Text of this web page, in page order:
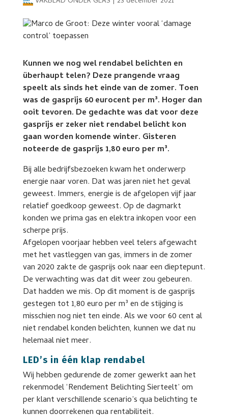
Kunnen we nog wel rendabel belichten en
überhaupt telen? Deze prangende vraag
speelt als sinds het einde van de zomer. Toen
was de gasprijs 60 eurocent per m³. Hoger dan
ooit tevoren. De gedachte was dat voor deze
gasprijs er zeker niet rendabel belicht kon
gaan worden komende winter. Gisteren
noteerde de gasprijs 1,80 euro per m³.
Bij alle bedrijfsbezoeken kwam het onderwerp
energie naar voren. Dat was jaren niet het geval
geweest. Immers, energie is de afgelopen vijf jaar
relatief goedkoop geweest. Op de dagmarkt
konden we prima gas en elektra inkopen voor een
scherpe prijs.
Afgelopen voorjaar hebben veel telers afgewacht
met het vastleggen van gas, immers in de zomer
van 2020 zakte de gasprijs ook naar een dieptepunt.
De verwachting was dat dit weer zou gebeuren.
Dat hadden we mis. Op dit moment is de gasprijs
gestegen tot 1,80 euro per m³ en de stijging is
misschien nog niet ten einde. Als we voor 60 cent al
niet rendabel konden belichten, kunnen we dat nu
helemaal niet meer.
LED’s in één klap rendabel
Wij hebben gedurende de zomer gewerkt aan het
rekenmodel ‘Rendement Belichting Sierteelt’ om
per klant verschillende scenario’s qua belichting te